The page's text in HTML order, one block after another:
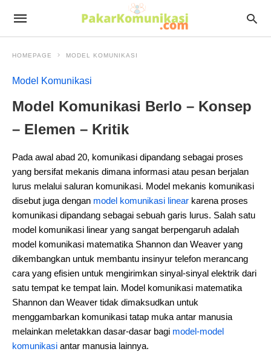
HOMEPAGE MODEL KOMUNIKASI
Model Komunikasi
Model Komunikasi Berlo – Konsep
– Elemen – Kritik
Pada awal abad 20, komunikasi dipandang sebagai proses
yang bersifat mekanis dimana informasi atau pesan berjalan
lurus melalui saluran komunikasi. Model mekanis komunikasi
disebut juga dengan model komunikasi linear karena proses
komunikasi dipandang sebagai sebuah garis lurus. Salah satu
model komunikasi linear yang sangat berpengaruh adalah
model komunikasi matematika Shannon dan Weaver yang
dikembangkan untuk membantu insinyur telefon merancang
cara yang efisien untuk mengirimkan sinyal-sinyal elektrik dari
satu tempat ke tempat lain. Model komunikasi matematika
Shannon dan Weaver tidak dimaksudkan untuk
menggambarkan komunikasi tatap muka antar manusia
melainkan meletakkan dasar-dasar bagi model-model
komunikasi antar manusia lainnya.